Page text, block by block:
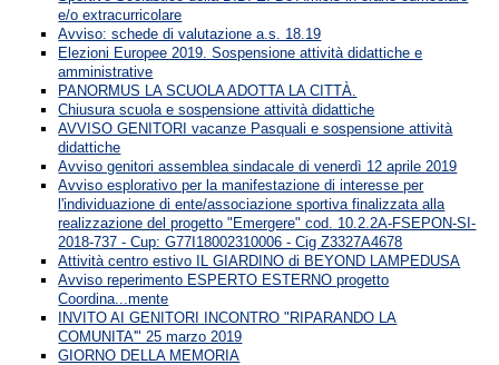
e/o extracurricolare
Avviso: schede di valutazione a.s. 18.19
Elezioni Europee 2019. Sospensione attività didattiche e
amministrative
PANORMUS LA SCUOLA ADOTTA LA CITTÀ.
Chiusura scuola e sospensione attività didattiche
AVVISO GENITORI vacanze Pasquali e sospensione attività
didattiche
Avviso genitori assemblea sindacale di venerdì 12 aprile 2019
Avviso esplorativo per la manifestazione di interesse per
l'individuazione di ente/associazione sportiva finalizzata alla
realizzazione del progetto "Emergere" cod. 10.2.2A-FSEPON-SI-
2018-737 - Cup: G77I18002310006 - Cig Z3327A4678
Attività centro estivo IL GIARDINO di BEYOND LAMPEDUSA
Avviso reperimento ESPERTO ESTERNO progetto
Coordina...mente
INVITO AI GENITORI INCONTRO "RIPARANDO LA
COMUNITA'" 25 marzo 2019
GIORNO DELLA MEMORIA